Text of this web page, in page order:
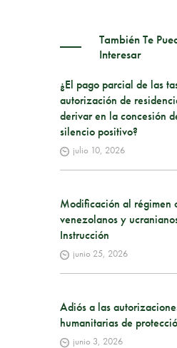
También Te
Interesar
¿El pago parcial de las
autorización de
derivar en la concesión
silencio positivo?
julio 10, 2026
Modificación al régimen
venezolanos y
Instrucción
junio 25, 2026
Adiós a las
humanitarias de
junio 3, 2026